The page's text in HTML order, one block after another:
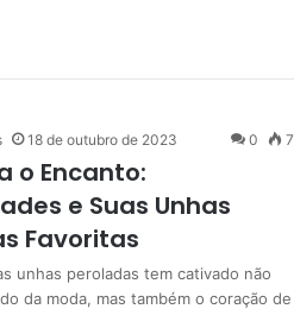
18 de outubro de 2023 0 7
o Encanto:
e Suas Unhas
Favoritas
unhas peroladas tem cativado não
da moda, mas também o coração de